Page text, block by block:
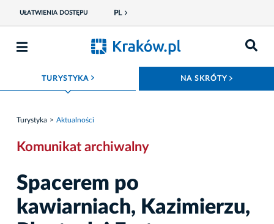
UŁATWIENIA DOSTĘPU PL
TURYSTYKA ROZWIŃ MENU NA SKRÓTY
Turystyka Aktualności
Komunikat archiwalny
Spacerem po
kawiarniach, Kazimierzu,